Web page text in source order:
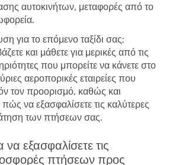
αυτοκινήτων, μεταφορές από το
για το επόμενο ταξίδι σας;
και μάθετε για μερικές από τις
που μπορείτε να κάνετε στο
αεροπορικές εταιρείες που
τον προορισμό, καθώς και
να εξασφαλίσετε τις καλύτερες
των πτήσεων σας.
εξασφαλίσετε τις
πτήσεων προς